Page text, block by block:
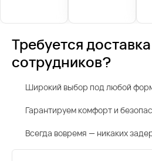
Требуется доставка
сотрудников?
Широкий выбор под любой
Гарантируем комфорт и
Всегда вовремя — никаких